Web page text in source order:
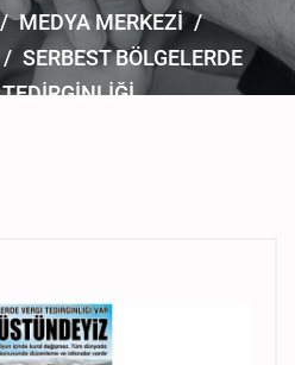
/ MEDYA MERKEZİ /
/ SERBEST BÖLGELERDE
TEDİRGİNLİĞİ